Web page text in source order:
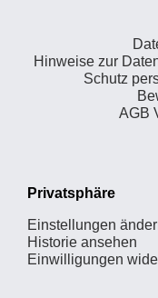
Hinweise zur
Schutz
AGB
Privatsphäre
Einstellungen
Historie ansehen
Einwilligungen